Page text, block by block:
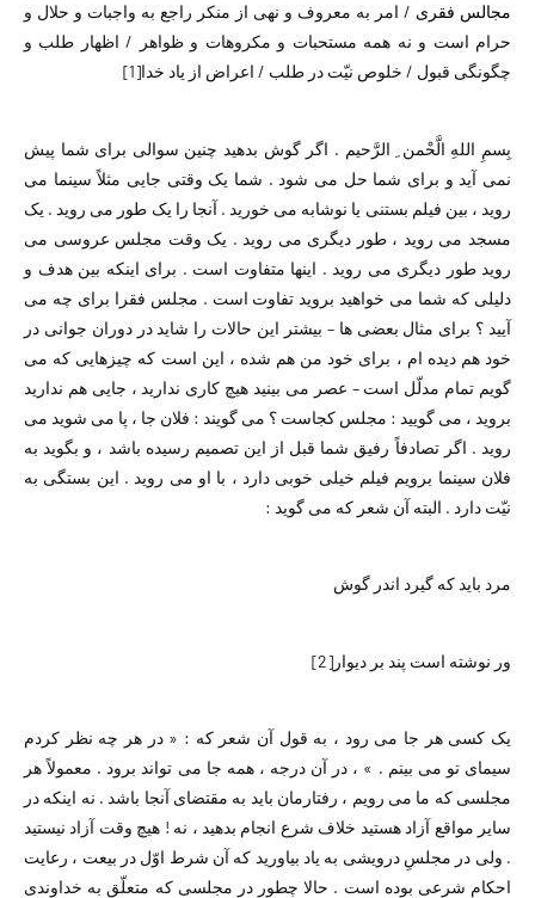
مجالس فقری / امر به معروف و نهی از منکر راجع به واجبات و حلال و
حرام است و نه همه مستحبات و مکروهات و ظواهر / اظهار طلب و
چگونگی قبول / خلوص نیّت در طلب / اعراض از یاد خدا[1]
بِسمِ اللهِ الَّحْمن ِ الرَّحیم . اگر گوش بدهید چنین سوالی برای شما پیش
نمی آید و برای شما حل می شود . شما یک وقتی جایی مثلاً سینما می
روید ، بین فیلم بستنی یا نوشابه می خورید . آنجا را یک طور می روید . یک
مسجد می روید ، طور دیگری می روید . یک وقت مجلس عروسی می
روید طور دیگری می روید . اینها متفاوت است . برای اینکه بین هدف و
دلیلی که شما می خواهید بروید تفاوت است . مجلس فقرا برای چه می
آیید ؟ برای مثال بعضی ها – بیشتر این حالات را شاید در دوران جوانی در
خود هم دیده ام ، برای خود من هم شده ، این است که چیزهایی که می
گویم تمام مدلّل است – عصر می بینید هیچ کاری ندارید ،‌ جایی هم ندارید
بروید ،‌ می گویید : مجلس کجاست ؟ می گویند : فلان جا ، پا می شوید می
روید . اگر تصادفاً رفیق شما قبل از این تصمیم رسیده باشد ،‌ و بگوید به
فلان سینما برویم فیلم خیلی خوبی دارد ، با او می روید . این بستگی به
نیّت دارد . البته آن شعر که می گوید :
مرد باید که گیرد اندر گوش
ور نوشته است پند بر دیوار [2]
یک کسی هر جا می رود ، به قول آن شعر که : « در هر چه نظر کردم
سیمای تو می بینم . » ، در آن درجه ، همه جا می تواند برود . معمولاً هر
مجلسی که ما می رویم ، رفتارمان باید به مقتضای آنجا باشد . نه اینکه در
سایر مواقع آزاد هستید خلاف شرع انجام بدهید ،‌ نه ! هیچ وقت آزاد نیستید
. ولی در مجلسِ درویشی به یاد بیاورید که آن شرط اوّل در بیعت ،‌ رعایت
احکام شرعی بوده است . حالا چطور در مجلسی که متعلّق به خداوندی